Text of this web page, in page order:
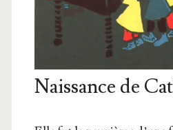
Naissance de